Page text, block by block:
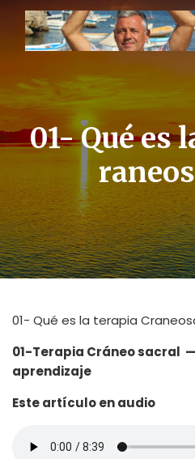
c
o
n
t
e
01- Qué es
01- Qué es la terapia
01-Terapia Cráneo sacral
aprendizaje
Este artículo en audio